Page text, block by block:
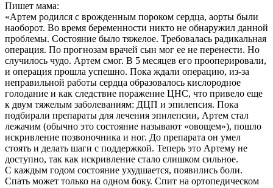
Пишет мама:
«Артем родился с врожденным пороком сердца, аорты были
наоборот. Во время беременности никто не обнаружил данной
проблемы. Состояние было тяжелое. Требовалась радикальная
операция. По прогнозам врачей сын мог ее не перенести. Но
случилось чудо. Артем смог. В 5 месяцев его прооперировали,
и операция прошла успешно. Пока ждали операцию, из-за
неправильной работы сердца образовалось кислородное
голодание и как следствие поражение ЦНС, что привело еще
к двум тяжелым заболеваниям: ДЦП и эпилепсия. Пока
подбирали препараты для лечения эпилепсии, Артем стал
лежачим (обычно это состояние называют «овощем»), пошло
искривление позвоночника и ног. До препарата он умел
стоять и делать шаги с поддержкой. Теперь это Артему не
доступно, так как искривление стало слишком сильное.
С каждым годом состояние ухудшается, появились боли.
Спать может только на одном боку. Спит на ортопедическом